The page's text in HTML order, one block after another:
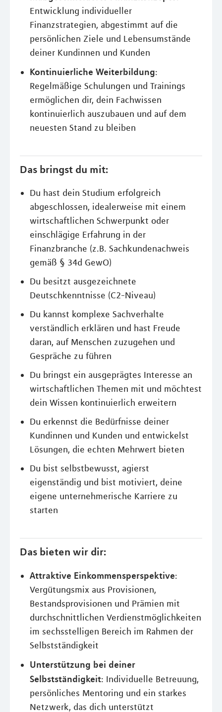
Entwicklung individueller
Finanzstrategien, abgestimmt auf die
persönlichen Ziele und Lebensumstände
deiner Kundinnen und Kunden
Kontinuierliche Weiterbildung:
Regelmäßige Schulungen und Trainings
ermöglichen dir, dein Fachwissen
kontinuierlich auszubauen und auf dem
neuesten Stand zu bleiben
Das bringst du mit:
Du hast dein Studium erfolgreich
abgeschlossen, idealerweise mit einem
wirtschaftlichen Schwerpunkt oder
einschlägige Erfahrung in der
Finanzbranche (z.B. Sachkundenachweis
gemäß § 34d GewO)
Du besitzt ausgezeichnete
Deutschkenntnisse (C2-Niveau)
Du kannst komplexe Sachverhalte
verständlich erklären und hast Freude
daran, auf Menschen zuzugehen und
Gespräche zu führen
Du bringst ein ausgeprägtes Interesse an
wirtschaftlichen Themen mit und möchtest
dein Wissen kontinuierlich erweitern
Du erkennst die Bedürfnisse deiner
Kundinnen und Kunden und entwickelst
Lösungen, die echten Mehrwert bieten
Du bist selbstbewusst, agierst
eigenständig und bist motiviert, deine
eigene unternehmerische Karriere zu
starten
Das bieten wir dir:
Attraktive Einkommensperspektive:
Vergütungsmix aus Provisionen,
Bestandsprovisionen und Prämien mit
durchschnittlichen Verdienstmöglichkeiten
im sechsstelligen Bereich im Rahmen der
Selbstständigkeit
Unterstützung bei deiner
Selbstständigkeit: Individuelle Betreuung,
persönliches Mentoring und ein starkes
Netzwerk, das dich unterstützt